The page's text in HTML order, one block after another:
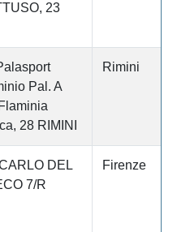
23
Pal. A
28 RIMINI
Rimini
DEL
7/R
Firenze